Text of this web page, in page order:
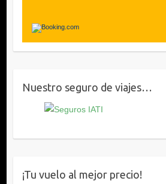
Nuestro seguro de viajes…
¡Tu vuelo al mejor precio!